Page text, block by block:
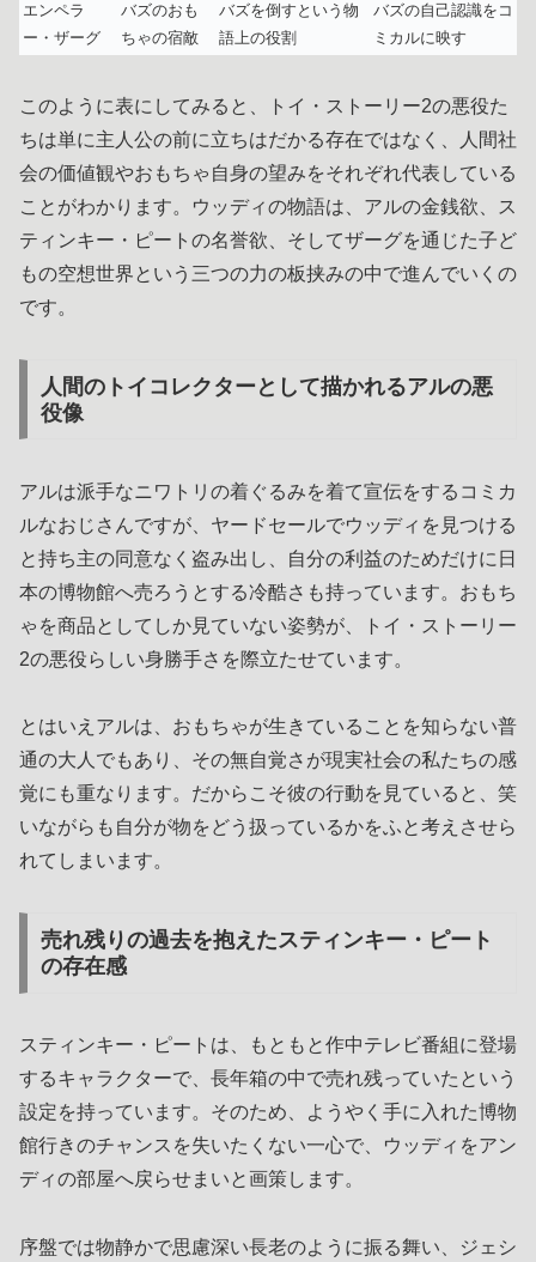
エンペラ
ー・ザーグ
バズのおも
ちゃの宿敵
バズを倒すという物
語上の役割
バズの自己認識をコ
ミカルに映す
このように表にしてみると、トイ・ストーリー2の悪役た
ちは単に主人公の前に立ちはだかる存在ではなく、人間社
会の価値観やおもちゃ自身の望みをそれぞれ代表している
ことがわかります。ウッディの物語は、アルの金銭欲、ス
ティンキー・ピートの名誉欲、そしてザーグを通じた子ど
もの空想世界という三つの力の板挟みの中で進んでいくの
です。
人間のトイコレクターとして描かれるアルの悪
役像
アルは派手なニワトリの着ぐるみを着て宣伝をするコミカ
ルなおじさんですが、ヤードセールでウッディを見つける
と持ち主の同意なく盗み出し、自分の利益のためだけに日
本の博物館へ売ろうとする冷酷さも持っています。おもち
ゃを商品としてしか見ていない姿勢が、トイ・ストーリー
2の悪役らしい身勝手さを際立たせています。
とはいえアルは、おもちゃが生きていることを知らない普
通の大人でもあり、その無自覚さが現実社会の私たちの感
覚にも重なります。だからこそ彼の行動を見ていると、笑
いながらも自分が物をどう扱っているかをふと考えさせら
れてしまいます。
売れ残りの過去を抱えたスティンキー・ピート
の存在感
スティンキー・ピートは、もともと作中テレビ番組に登場
するキャラクターで、長年箱の中で売れ残っていたという
設定を持っています。そのため、ようやく手に入れた博物
館行きのチャンスを失いたくない一心で、ウッディをアン
ディの部屋へ戻らせまいと画策します。
序盤では物静かで思慮深い長老のように振る舞い、ジェシ